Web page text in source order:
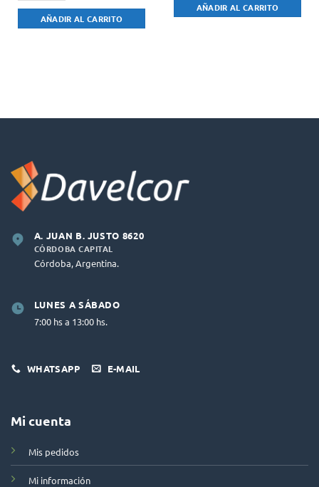
AÑADIR AL CARRITO
AÑADIR AL CARRITO
A. JUAN B. JUSTO 8620
CÓRDOBA CAPITAL
Córdoba, Argentina.
LUNES A SÁBADO
7:00 hs a 13:00 hs.
WHATSAPP E-MAIL
Mi cuenta
Mis pedidos
Mi información